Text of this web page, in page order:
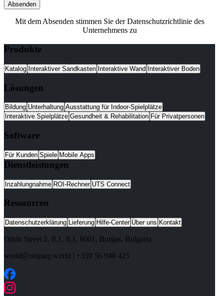
Absenden
Mit dem Absenden stimmen Sie der Datenschutzrichtlinie des
Unternehmens zu
Produkte
Katalog Interaktiver Sandkasten Interaktive Wand Interaktiver Boden
Lösungen
Bildung Unterhaltung Ausstattung für Indoor-Spielplätze
Interaktive Spielplätze Gesundheit & Rehabilitation Für Privatpersonen
Software
Für Kunden Spiele Mobile Apps
Dienstleistungen
Inzahlungnahme ROI-Rechner UTS Connect
Ressourcen
Datenschutzerklärung Lieferung Hilfe-Center Über uns Kontakt
Odrin Street 2, fl.1 , fl.1, 8001 , Burgas, Bulgaria
world@utsplay.world | +359 56 940 425